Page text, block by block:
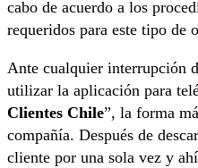
cabo de acuerdo a los
requeridos para este tipo de
Ante cualquier interrupción
utilizar la aplicación para
Clientes Chile”, la forma
compañía. Después de
cliente por una sola vez y